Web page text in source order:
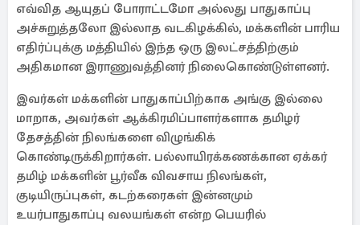
எவ்வித ஆயுதப் போராட்டமோ அல்லது பாதுகாப்பு
அச்சுறுத்தலோ இல்லாத வடகிழக்கில், மக்களின் பாரிய
எதிர்ப்புக்கு மத்தியில் இந்த ஒரு இலட்சத்திற்கும்
அதிகமான இராணுவத்தினர் நிலைகொண்டுள்ளனர்.
இவர்கள் மக்களின் பாதுகாப்பிற்காக அங்கு இல்லை
மாறாக, அவர்கள் ஆக்கிரமிப்பாளர்களாக தமிழர்
தேசத்தின் நிலங்களை விழுங்கிக்
கொண்டிருக்கிறார்கள். பல்லாயிரக்கணக்கான ஏக்கர்
தமிழ் மக்களின் பூர்வீக விவசாய நிலங்கள்,
குடியிருப்புகள், கடற்கரைகள் இன்னமும்
உயர்பாதுகாப்பு வலயங்கள் என்ற பெயரில்